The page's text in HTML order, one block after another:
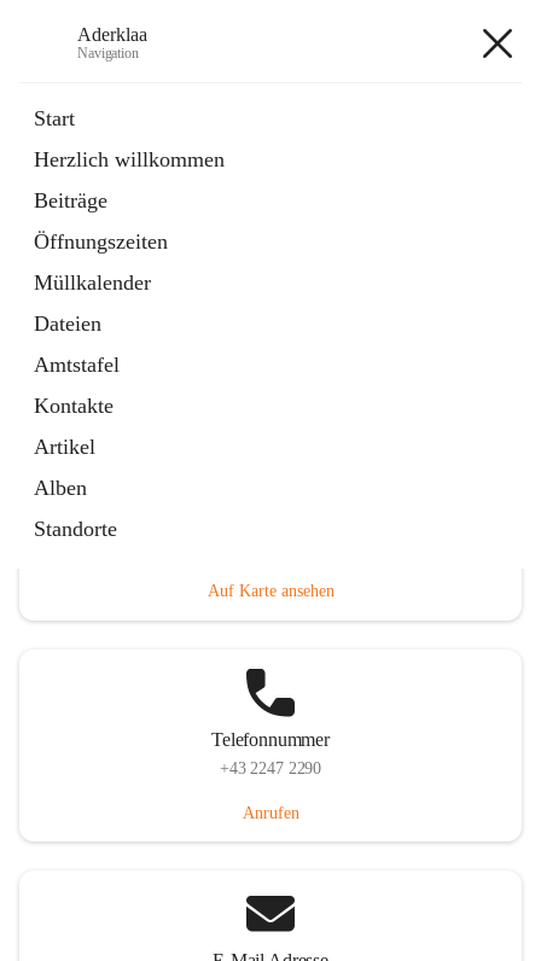
Aderklaa
Navigation
Start
Herzlich willkommen
Beiträge
Öffnungszeiten
Müllkalender
Dateien
Amtstafel
Kontakte
Artikel
Alben
Standorte
6 Schnellzugriffe
Gemeinde
3 Schnellzugriffe
Auf Karte ansehen
Telefonnummer
+43 2247 2290
Anrufen